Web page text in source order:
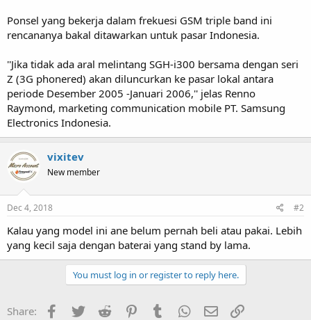
Ponsel yang bekerja dalam frekuesi GSM triple band ini
rencananya bakal ditawarkan untuk pasar Indonesia.
''Jika tidak ada aral melintang SGH-i300 bersama dengan seri
Z (3G phonered) akan diluncurkan ke pasar lokal antara
periode Desember 2005 -Januari 2006,'' jelas Renno
Raymond, marketing communication mobile PT. Samsung
Electronics Indonesia.
vixitev
New member
Dec 4, 2018 #2
Kalau yang model ini ane belum pernah beli atau pakai. Lebih
yang kecil saja dengan baterai yang stand by lama.
You must log in or register to reply here.
Share: Facebook
Twitter Reddit PinterestTumblr WhatsApp
Email